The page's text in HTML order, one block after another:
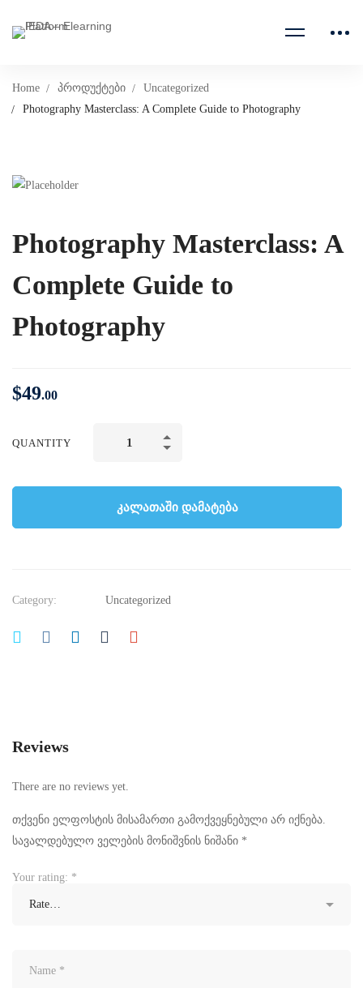
Home პროდუქტები
Uncategorized
Photography Masterclass: A Complete Guide to Photography
Photography Masterclass: A
Complete Guide to
Photography
$49.00
QUANTITY
კალათაში დამატება
Category: Uncategorized
Reviews
There are no reviews yet.
თქვენი ელფოსტის მისამართი გამოქვეყნებული არ იქნება.
სავალდებულო ველების მონიშვნის ნიშანი *
Your rating: *